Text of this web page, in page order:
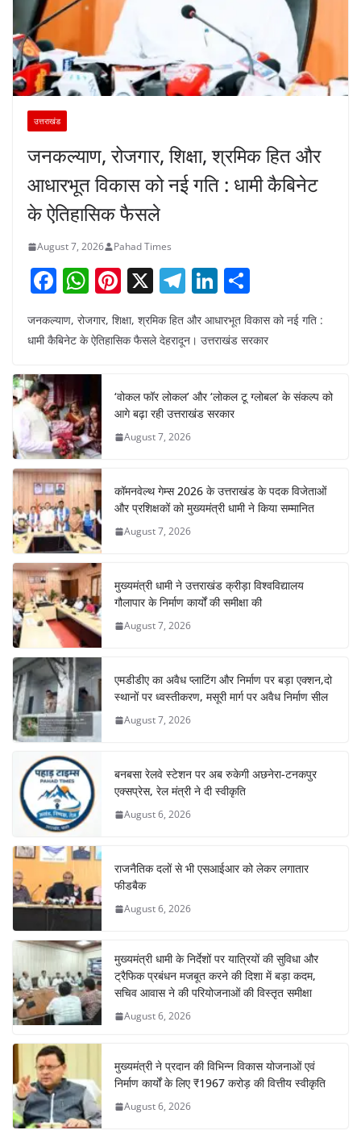
उत्तराखंड
जनकल्याण, रोजगार, शिक्षा, श्रमिक हित और
आधारभूत विकास को नई गति : धामी कैबिनेट
के ऐतिहासिक फैसले
August 7, 2026 Pahad Times
F
c
b
o
o
k
W
at
s
A
p
p
Pi
er
st
X T
el
e
a
m
Li
k
dI
n
h
ar
जनकल्याण, रोजगार, शिक्षा, श्रमिक हित और आधारभूत विकास को नई गति :
धामी कैबिनेट के ऐतिहासिक फैसले देहरादून। उत्तराखंड सरकार
‘वोकल फॉर लोकल’ और ‘लोकल टू ग्लोबल’ के संकल्प को
आगे बढ़ा रही उत्तराखंड सरकार
August 7, 2026
कॉमनवेल्थ गेम्स 2026 के उत्तराखंड के पदक विजेताओं
और प्रशिक्षकों को मुख्यमंत्री धामी ने किया सम्मानित
August 7, 2026
मुख्यमंत्री धामी ने उत्तराखंड क्रीड़ा विश्वविद्यालय
गौलापार के निर्माण कार्यों की समीक्षा की
August 7, 2026
एमडीडीए का अवैध प्लाटिंग और निर्माण पर बड़ा एक्शन,दो
स्थानों पर ध्वस्तीकरण, मसूरी मार्ग पर अवैध निर्माण सील
August 7, 2026
बनबसा रेलवे स्टेशन पर अब रुकेगी अछनेरा-टनकपुर
एक्सप्रेस, रेल मंत्री ने दी स्वीकृति
August 6, 2026
राजनैतिक दलों से भी एसआईआर को लेकर लगातार
फीडबैक
August 6, 2026
मुख्यमंत्री धामी के निर्देशों पर यात्रियों की सुविधा और
ट्रैफिक प्रबंधन मजबूत करने की दिशा में बड़ा कदम,
सचिव आवास ने की परियोजनाओं की विस्तृत समीक्षा
August 6, 2026
मुख्यमंत्री ने प्रदान की विभिन्न विकास योजनाओं एवं
निर्माण कार्यों के लिए ₹1967 करोड़ की वित्तीय स्वीकृति
August 6, 2026